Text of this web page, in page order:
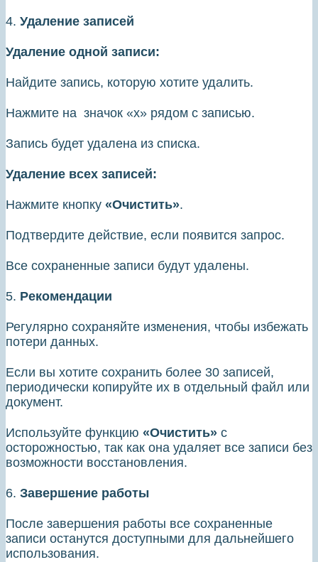
4. Удаление записей
Удаление одной записи:
Найдите запись, которую хотите удалить.
Нажмите на значок «х» рядом с записью.
Запись будет удалена из списка.
Удаление всех записей:
Нажмите кнопку «Очистить».
Подтвердите действие, если появится запрос.
Все сохраненные записи будут удалены.
5. Рекомендации
Регулярно сохраняйте изменения, чтобы избежать
потери данных.
Если вы хотите сохранить более 30 записей,
периодически копируйте их в отдельный файл или
документ.
Используйте функцию «Очистить» с
осторожностью, так как она удаляет все записи без
возможности восстановления.
6. Завершение работы
После завершения работы все сохраненные
записи останутся доступными для дальнейшего
использования.